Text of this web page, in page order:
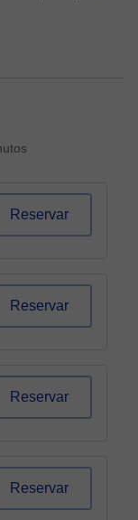
Reservar
Reservar
Reservar
Reservar